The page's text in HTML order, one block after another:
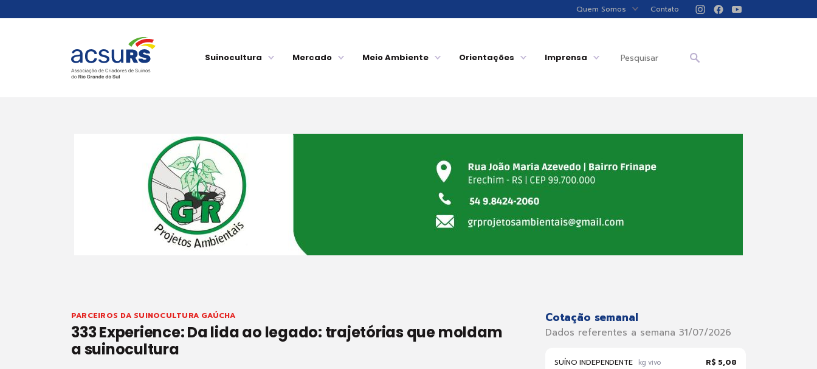
Quem Somos Contato
Suinocultura Mercado Meio Ambiente Orientações Imprensa
PARCEIROS DA SUINOCULTURA GAÚCHA
333 Experience: Da lida ao legado: trajetórias que moldam
a suinocultura
Cotação semanal
Dados referentes a semana 31/07/2026
SUÍNO INDEPENDENTE kg vivo R$ 5,08